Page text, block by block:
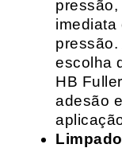
imediata
escolha
HB
adesão